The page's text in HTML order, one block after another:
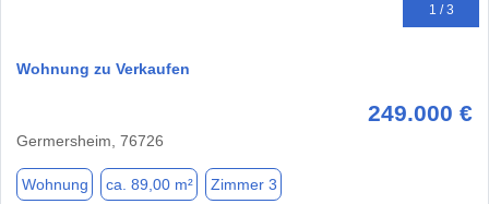
1 / 3
Wohnung zu Verkaufen
249.000 €
Germersheim, 76726
Wohnung ca. 89,00 m² Zimmer 3